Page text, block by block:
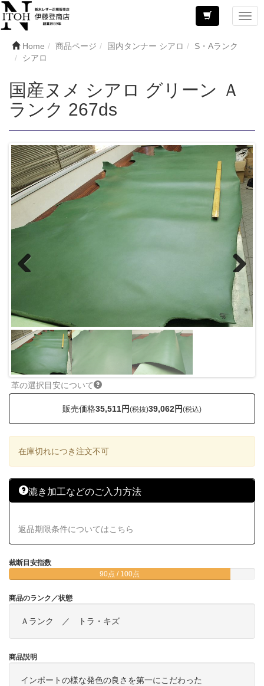
Home 商品ページ 国内タンナー シアロ
S・Aランク
シアロ
国産ヌメ シアロ グリーン Ａ
ランク 267ds
革の選択目安について
Next
裁断目安指数
90点 / 100点
商品のランク／状態
Ａランク ／ トラ・キズ
商品説明
インポートの様な発色の良さを第一にこだわった
販売価格35,511円(税抜)39,062円(税込)
在庫切れにつき注文不可
漉き加工などのご入力方法
返品期限条件についてはこちら